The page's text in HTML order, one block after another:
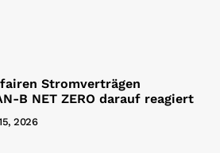
Stromverträgen
B NET ZERO darauf reagiert
2026